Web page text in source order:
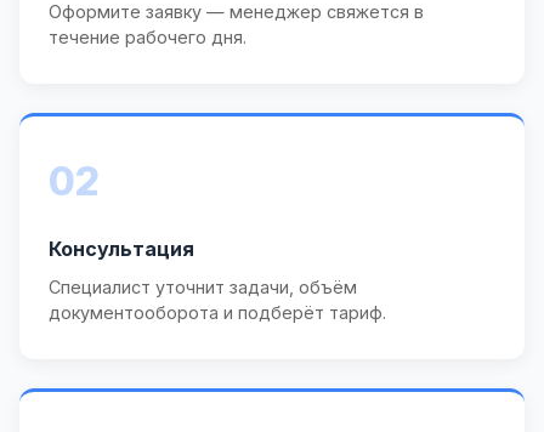
Оформите заявку — менеджер свяжется в
течение рабочего дня.
02
Консультация
Специалист уточнит задачи, объём
документооборота и подберёт тариф.